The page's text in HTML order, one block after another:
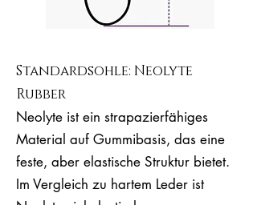
Standardsohle: Neolyte
Rubber
Neolyte ist ein strapazierfähiges
Material auf Gummibasis, das eine
feste, aber elastische Struktur bietet.
Im Vergleich zu hartem Leder ist